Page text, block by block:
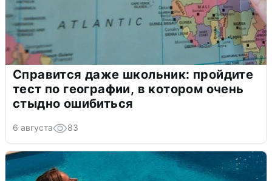
Справится даже школьник: пройдите
тест по географии, в котором очень
стыдно ошибиться
6 августа 83